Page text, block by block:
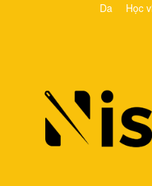
Da Học